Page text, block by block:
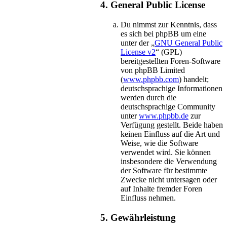
4. General Public License
Du nimmst zur Kenntnis, dass
es sich bei phpBB um eine
unter der „GNU General Public
License v2“ (GPL)
bereitgestellten Foren-Software
von phpBB Limited
(www.phpbb.com) handelt;
deutschsprachige Informationen
werden durch die
deutschsprachige Community
unterwww.phpbb.de zur
Verfügung gestellt. Beide haben
keinen Einfluss auf die Art und
Weise, wie die Software
verwendet wird. Sie können
insbesondere die Verwendung
der Software für bestimmte
Zwecke nicht untersagen oder
auf Inhalte fremder Foren
Einfluss nehmen.
5. Gewährleistung